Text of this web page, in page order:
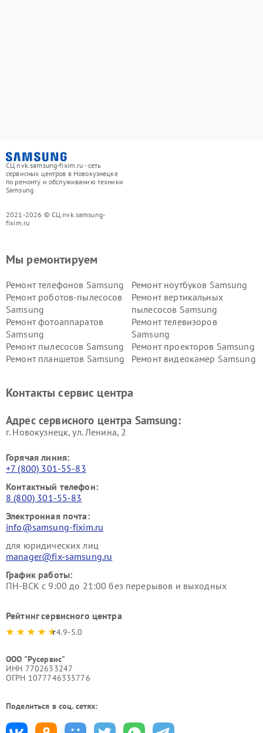
СЦ nvk.samsung-fixim.ru - сеть
сервисных центров в Новокузнецке
по ремонту и обслуживанию техники
Samsung
2021-2026 © СЦ nvk.samsung-
fixim.ru
Мы ремонтируем
Ремонт телефонов Samsung
Ремонт ноутбуков Samsung
Ремонт роботов-пылесосов
Samsung
Ремонт вертикальных
пылесосов Samsung
Ремонт фотоаппаратов
Samsung
Ремонт телевизоров
Samsung
Ремонт пылесосов Samsung
Ремонт проекторов Samsung
Ремонт планшетов Samsung
Ремонт видеокамер Samsung
Контакты сервис центра
Адрес сервисного центра Samsung:
г. Новокузнецк, ул. Ленина, 2
Горячая линия:
+7 (800) 301-55-83
Контактный телефон:
8 (800) 301-55-83
Электронная почта:
info@samsung-fixim.ru
для юридических лиц
manager@fix-samsung.ru
График работы:
ПН-ВСК с 9:00 до 21:00 без перерывов и выходных
Рейтинг сервисного центра
4.9-5.0
ООО "Русервис"
ИНН 7702633247
ОГРН 1077746335776
Поделиться в соц. сетях: